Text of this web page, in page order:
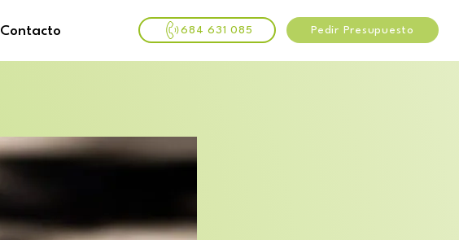
Contacto 684 631 085 Pedir Presupuesto